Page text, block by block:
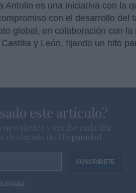
Antolin es una iniciativa con la
con el desarrollo del
global, en colaboración con la
y León, fijando un hito
este artículo?
y recibe cada dia
destacado de Hispanidad
legales